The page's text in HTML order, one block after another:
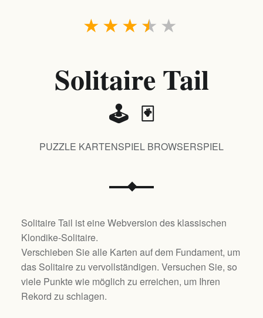
★
★
★
★
★
Solitaire Tail
🕹️ 🃏
PUZZLE KARTENSPIEL BROWSERSPIEL
Solitaire Tail ist eine Webversion des klassischen
Klondike-Solitaire.
Verschieben Sie alle Karten auf dem Fundament, um
das Solitaire zu vervollständigen. Versuchen Sie, so
viele Punkte wie möglich zu erreichen, um Ihren
Rekord zu schlagen.